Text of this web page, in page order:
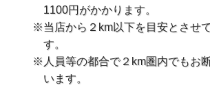
1100円がかかります。
※当店から２km以下を目安とさせ
す。
※人員等の都合で２km圏内でもお
います。